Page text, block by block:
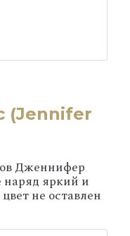
(Jennifer
Дженнифер
яркий и
не оставлен